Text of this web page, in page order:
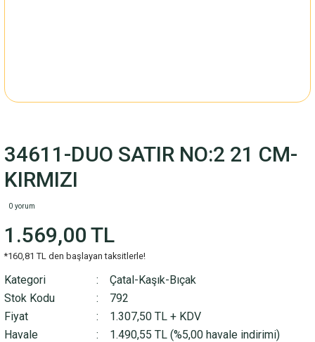
34611-DUO SATIR NO:2 21 CM-
KIRMIZI
0 yorum
1.569,00 TL
*160,81 TL den başlayan taksitlerle!
Kategori
Çatal-Kaşık-Bıçak
Stok Kodu
792
Fiyat
1.307,50 TL + KDV
Havale
1.490,55 TL (%5,00 havale indirimi)